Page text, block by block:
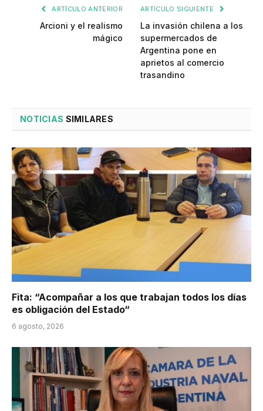
ARTÍCULO ANTERIOR
Arcioni y el realismo
mágico
ARTÍCULO SIGUIENTE
La invasión chilena a los
supermercados de
Argentina pone en
aprietos al comercio
trasandino
NOTICIAS SIMILARES
Fita: “Acompañar a los que trabajan todos los días
es obligación del Estado“
6 agosto, 2026